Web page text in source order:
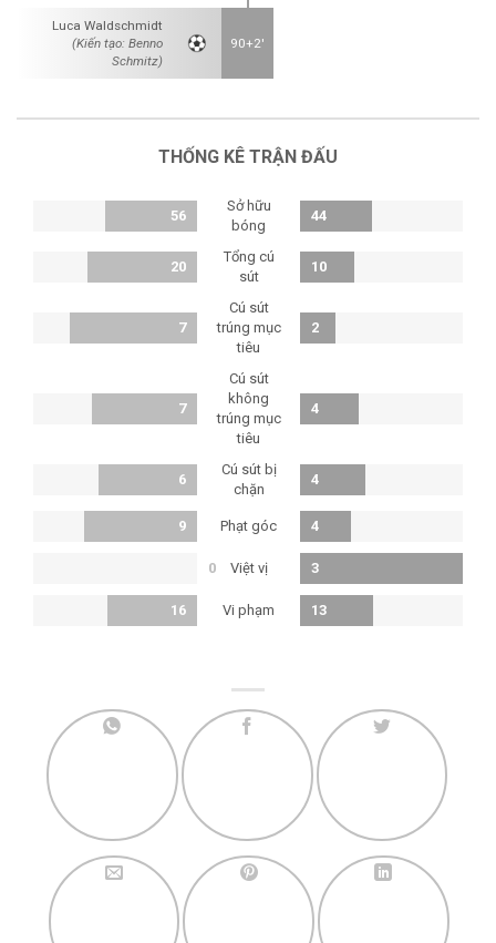
Luca Waldschmidt
(Kiến tạo: Benno
Schmitz)
90+2'
THỐNG KÊ TRẬN ĐẤU
56
Sở hữu
bóng
44
20
Tổng cú
sút
10
7
Cú sút
trúng mục
tiêu
2
7
Cú sút
không
trúng mục
tiêu
4
6
Cú sút bị
chặn
4
9 Phạt góc 4
0 Việt vị 3
16 Vi phạm 13